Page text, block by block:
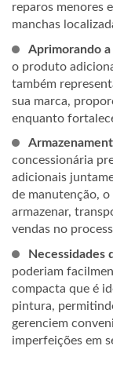
reparos menores
manchas
Aprimorando
o produto
também
sua marca,
enquanto
concessionária
adicionais
de manutenção,
armazenar,
vendas no
Necessidades
poderiam
compacta que é
pintura,
gerenciem
imperfeições em